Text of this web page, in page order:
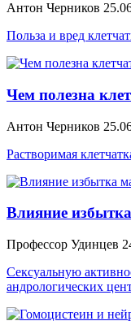
Антон Черников
Польза и вред
Чем полезна
Антон Черников
Растворимая
Влияние
Профессор Удинцев
Сексуальную
андрологических